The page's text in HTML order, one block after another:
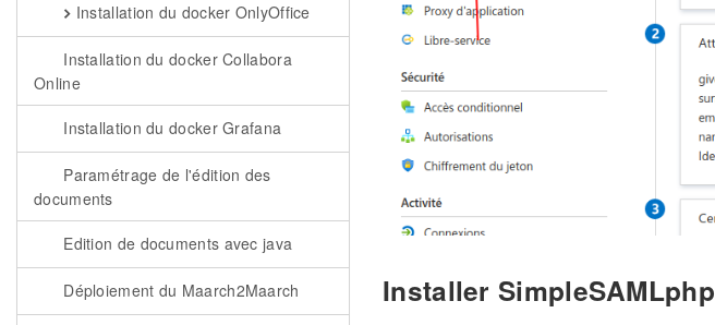
Installation du docker OnlyOffice
Installation du docker Collabora
Online
Installation du docker Grafana
Paramétrage de l'édition des
documents
Edition de documents avec java
Déploiement du Maarch2Maarch Installer SimpleSAMLphp